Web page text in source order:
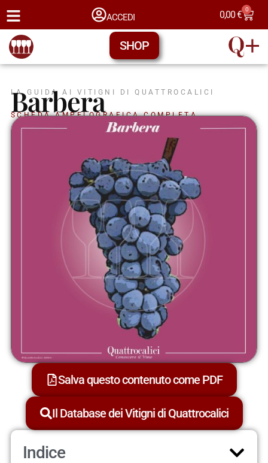
ACCEDI 0,00€ 0
SHOP
LA GUIDA AI VITIGNI DI QUATTROCALICI
Barbera
SCHEDA AMPELOGRAFICA COMPLETA
Salva questo contenuto come PDF
Il Database dei Vitigni di Quattrocalici
Indice